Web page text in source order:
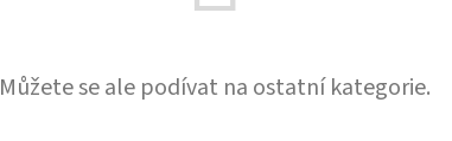
Můžete se ale podívat na ostatní kategorie.